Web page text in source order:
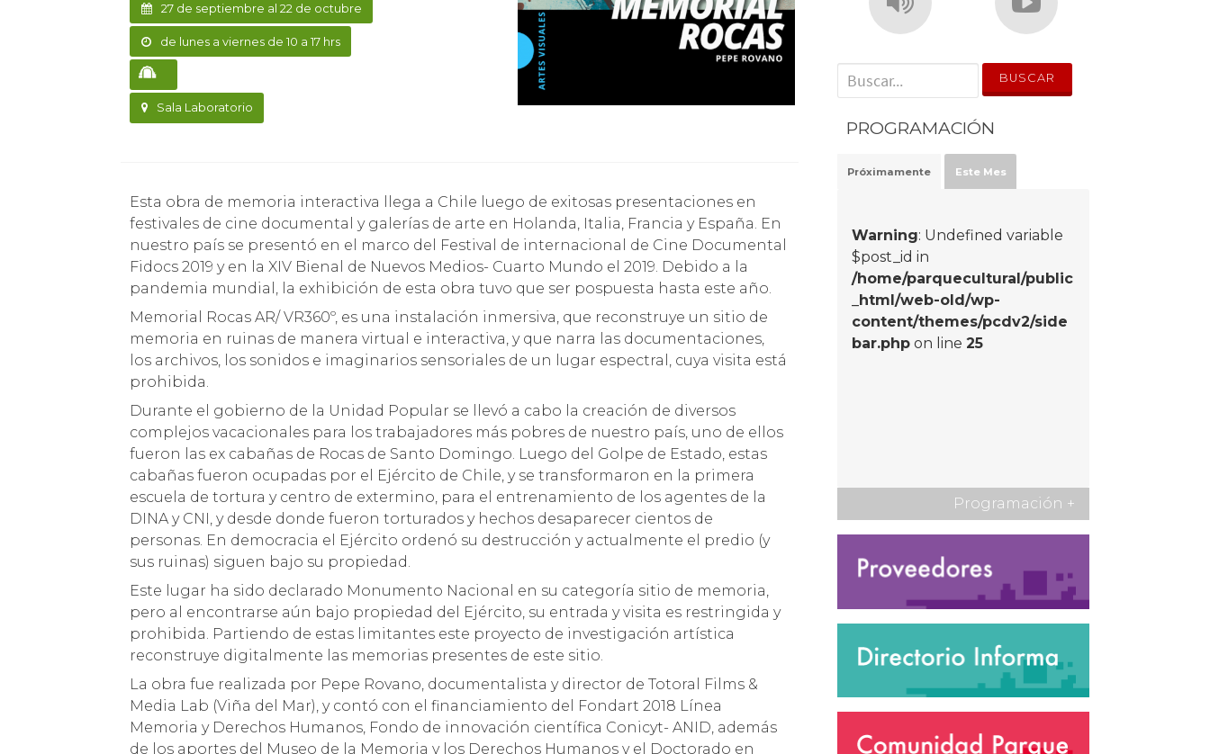
27 de septiembre al 22 de octubre
de lunes a viernes de 10 a 17 hrs
Sala Laboratorio
Esta obra de memoria interactiva llega a Chile luego de exitosas presentaciones en
festivales de cine documental y galerías de arte en Holanda, Italia, Francia y España. En
nuestro país se presentó en el marco del Festival de internacional de Cine Documental
Fidocs 2019 y en la XIV Bienal de Nuevos Medios- Cuarto Mundo el 2019. Debido a la
pandemia mundial, la exhibición de esta obra tuvo que ser pospuesta hasta este año.
Memorial Rocas AR/ VR360º, es una instalación inmersiva, que reconstruye un sitio de
memoria en ruinas de manera virtual e interactiva, y que narra las documentaciones,
los archivos, los sonidos e imaginarios sensoriales de un lugar espectral, cuya visita está
prohibida.
Durante el gobierno de la Unidad Popular se llevó a cabo la creación de diversos
complejos vacacionales para los trabajadores más pobres de nuestro país, uno de ellos
fueron las ex cabañas de Rocas de Santo Domingo. Luego del Golpe de Estado, estas
cabañas fueron ocupadas por el Ejército de Chile, y se transformaron en la primera
escuela de tortura y centro de extermino, para el entrenamiento de los agentes de la
DINA y CNI, y desde donde fueron torturados y hechos desaparecer cientos de
personas. En democracia el Ejército ordenó su destrucción y actualmente el predio (y
sus ruinas) siguen bajo su propiedad.
Este lugar ha sido declarado Monumento Nacional en su categoría sitio de memoria,
pero al encontrarse aún bajo propiedad del Ejército, su entrada y visita es restringida y
prohibida. Partiendo de estas limitantes este proyecto de investigación artística
reconstruye digitalmente las memorias presentes de este sitio.
La obra fue realizada por Pepe Rovano, documentalista y director de Totoral Films &
Media Lab (Viña del Mar), y contó con el financiamiento del Fondart 2018 Línea
Memoria y Derechos Humanos, Fondo de innovación científica Conicyt- ANID, además
de los aportes del Museo de la Memoria y los Derechos Humanos y el Doctorado en
' . __('Search for:') . '
PROGRAMACIÓN
Próximamente Este Mes
Warning: Undefined variable
$post_id in
/home/parquecultural/public
_html/web-old/wp-
content/themes/pcdv2/side
bar.php on line25
Programación +